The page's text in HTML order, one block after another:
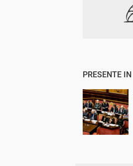
PRESENTE IN